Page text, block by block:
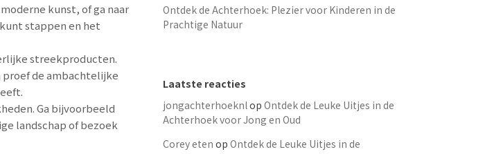
kunst, of ga naar
stappen en het
streekproducten.
proef de ambachtelijke
Ga bijvoorbeeld
landschap of bezoek
Ontdek de Achterhoek: Plezier voor Kinderen in de
Prachtige Natuur
Laatste reacties
jongachterhoeknlop Ontdek de Leuke Uitjes in de
Achterhoek voor Jong en Oud
Corey eten op Ontdek de Leuke Uitjes in de